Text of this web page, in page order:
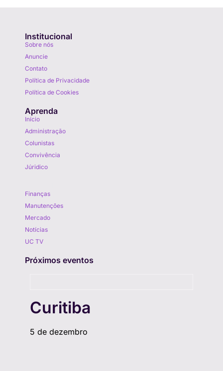
Institucional
Sobre nós
Anuncie
Contato
Política de Privacidade
Política de Cookies
Aprenda
Início
Administração
Colunistas
Convivência
Júridico
Finanças
Manutenções
Mercado
Notícias
UC TV
Próximos eventos
Curitiba
5 de dezembro